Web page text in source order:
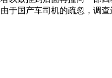
于国产车司机的疏忽，调